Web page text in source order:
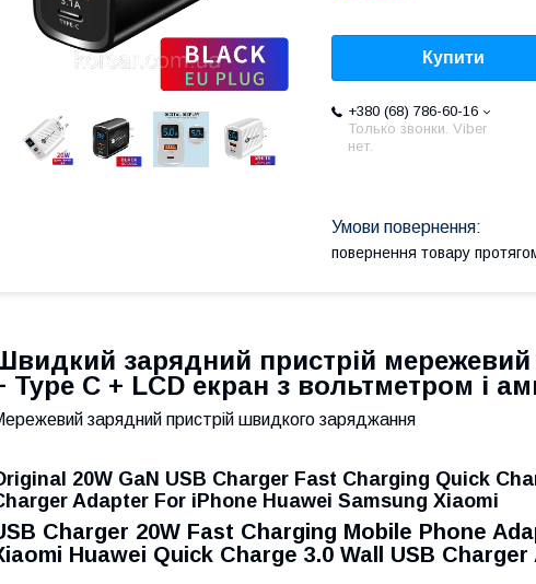
Купити
+380 (68) 786-60-16
Только звонки. Viber
нет.
повернення товару
зарядний пристрій мережевий
Type C + LCD екран з вольтметром і
зарядний пристрій швидкого заряджання
20W GaN USB Charger Fast Charging Quick
Adapter For iPhone Huawei Samsung Xiaomi
Charger 20W Fast Charging Mobile Phone
Huawei Quick Charge 3.0 Wall USB